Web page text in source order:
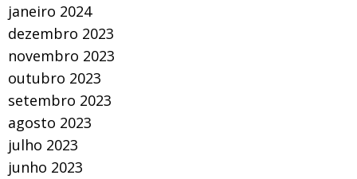
janeiro 2024
dezembro 2023
novembro 2023
outubro 2023
setembro 2023
agosto 2023
julho 2023
junho 2023